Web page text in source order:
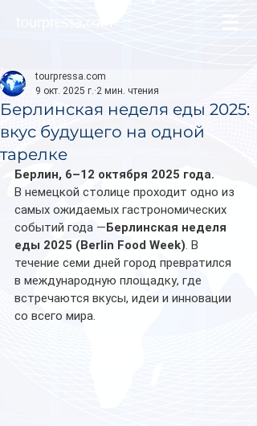
Берлинская неделя еды 2025:
вкус будущего на одной
тарелке
tourpressa.com
9 окт. 2025 г. 2 мин. чтения
Берлин, 6–12 октября 2025 года.
В немецкой столице проходит одно из
самых ожидаемых гастрономических
событий года —Берлинская неделя
еды 2025 (Berlin Food Week). В
течение семи дней город превратился
в международную площадку, где
встречаются вкусы, идеи и инновации
со всего мира.